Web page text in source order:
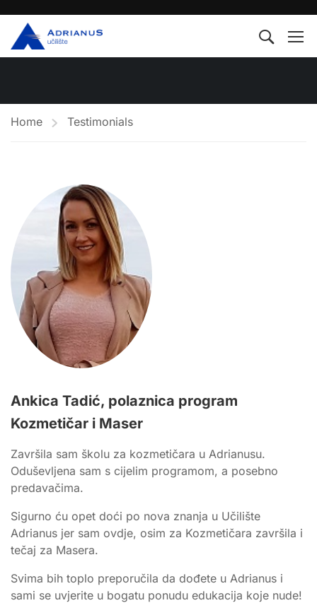
Home Testimonials
Ankica Tadić, polaznica program
Kozmetičar i Maser
Završila sam školu za kozmetičara u Adrianusu.
Oduševljena sam s cijelim programom, a posebno
predavačima.
Sigurno ću opet doći po nova znanja u Učilište
Adrianus jer sam ovdje, osim za Kozmetičara završila i
tečaj za Masera.
Svima bih toplo preporučila da dođete u Adrianus i
sami se uvjerite u bogatu ponudu edukacija koje nude!